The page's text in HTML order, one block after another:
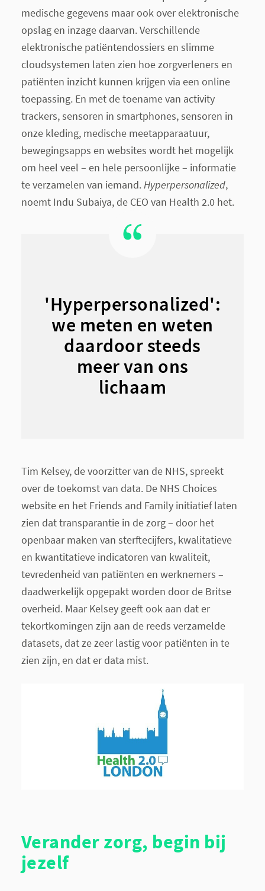
medische gegevens maar ook over elektronische
opslag en inzage daarvan. Verschillende
elektronische patiëntendossiers en slimme
cloudsystemen laten zien hoe zorgverleners en
patiënten inzicht kunnen krijgen via een online
toepassing. En met de toename van activity
trackers, sensoren in smartphones, sensoren in
onze kleding, medische meetapparaatuur,
bewegingsapps en websites wordt het mogelijk
om heel veel – en hele persoonlijke – informatie
te verzamelen van iemand.Hyperpersonalized,
noemt Indu Subaiya, de CEO van Health 2.0 het.
'Hyperpersonalized':
we meten en weten
daardoor steeds
meer van ons
lichaam
Tim Kelsey, de voorzitter van de NHS, spreekt
over de toekomst van data. De NHS Choices
website en het Friends and Family initiatief laten
zien dat transparantie in de zorg – door het
openbaar maken van sterftecijfers, kwalitatieve
en kwantitatieve indicatoren van kwaliteit,
tevredenheid van patiënten en werknemers –
daadwerkelijk opgepakt worden door de Britse
overheid. Maar Kelsey geeft ook aan dat er
tekortkomingen zijn aan de reeds verzamelde
datasets, dat ze zeer lastig voor patiënten in te
zien zijn, en dat er data mist.
Verander zorg, begin bij
jezelf